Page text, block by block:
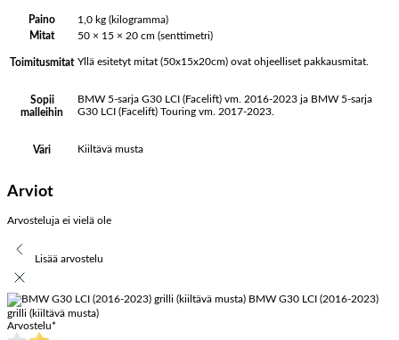
Paino
1,0 kg (kilogramma)
Mitat
50 × 15 × 20 cm (senttimetri)
Toimitusmitat Yllä esitetyt mitat (50x15x20cm) ovat ohjeelliset pakkausmitat.
Sopii
malleihin
BMW 5-sarja G30 LCI (Facelift) vm. 2016-2023 ja BMW 5-sarja
G30 LCI (Facelift) Touring vm. 2017-2023.
Väri Kiiltävä musta
Arviot
Arvosteluja ei vielä ole
Lisää arvostelu
BMW G30 LCI (2016-2023)
grilli (kiiltävä musta)
Arvostelu*